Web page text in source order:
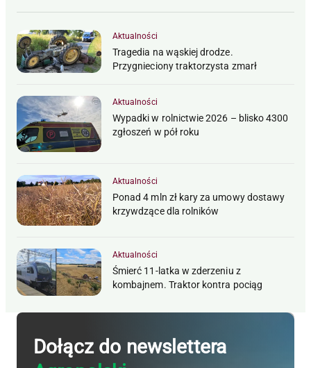
Aktualności
Tragedia na wąskiej drodze.
Przygnieciony traktorzysta zmarł
Aktualności
Wypadki w rolnictwie 2026 – blisko 4300
zgłoszeń w pół roku
Aktualności
Ponad 4 mln zł kary za umowy dostawy
krzywdzące dla rolników
Aktualności
Śmierć 11-latka w zderzeniu z
kombajnem. Traktor kontra pociąg
Dołącz do newslettera